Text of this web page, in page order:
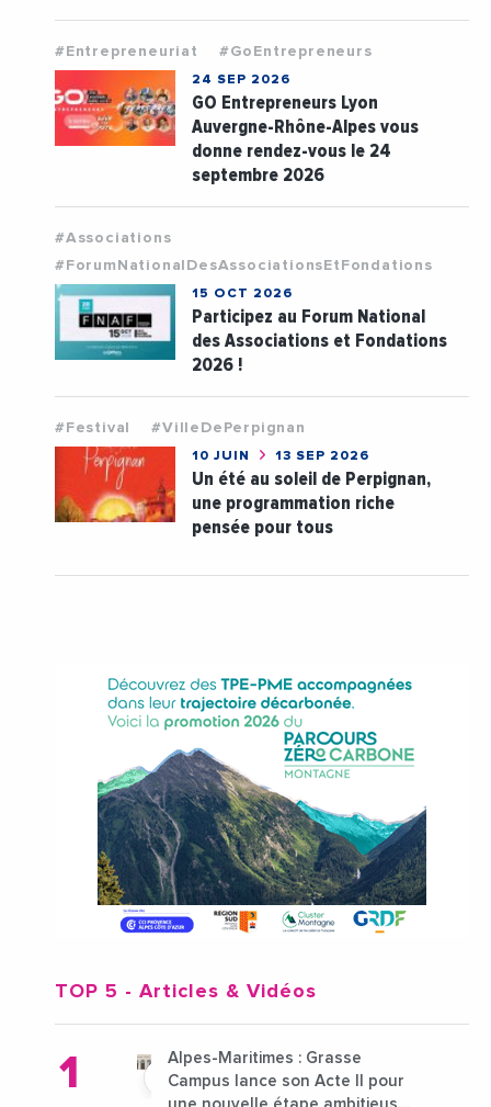
#Entrepreneuriat #GoEntrepreneurs
24 SEP 2026
GO Entrepreneurs Lyon
Auvergne-Rhône-Alpes vous
donne rendez-vous le 24
septembre 2026
#Associations
#ForumNationalDesAssociationsEtFondations
15 OCT 2026
Participez au Forum National
des Associations et Fondations
2026 !
#Festival #VilleDePerpignan
10 JUIN 13 SEP 2026
Un été au soleil de Perpignan,
une programmation riche
pensée pour tous
TOP 5 - Articles & Vidéos
Alpes-Maritimes : Grasse
Campus lance son Acte II pour